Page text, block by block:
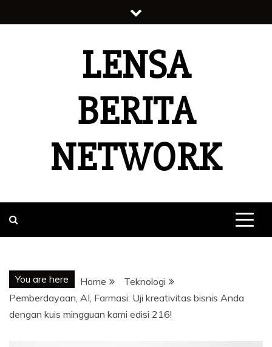
to
LENSA
BERITA
NETWORK
You are here Home
Teknologi
Pemberdayaan, AI, Farmasi: Uji kreativitas bisnis Anda
dengan kuis mingguan kami edisi 216!